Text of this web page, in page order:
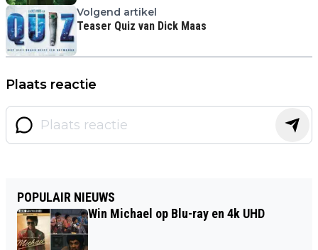
Volgend artikel
Teaser Quiz van Dick Maas
Plaats reactie
POPULAIR NIEUWS
Win Michael op Blu-ray en 4k UHD